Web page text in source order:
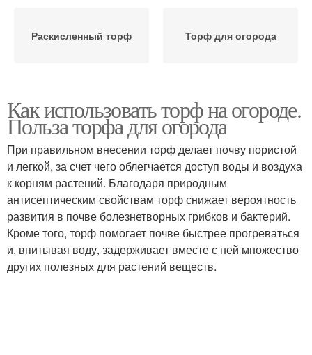
Раскисленный торф Торф для огорода
Как использовать торф на огороде.
Польза торфа для огорода
При правильном внесении торф делает почву пористой
и легкой, за счет чего облегчается доступ воды и воздуха
к корням растений. Благодаря природным
антисептическим свойствам торф снижает вероятность
развития в почве болезнетворных грибков и бактерий.
Кроме того, торф помогает почве быстрее прогреваться
и, впитывая воду, задерживает вместе с ней множество
других полезных для растений веществ.